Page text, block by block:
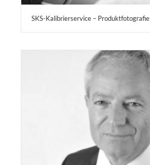
SKS-Kalibrierservice – Produktfotografie